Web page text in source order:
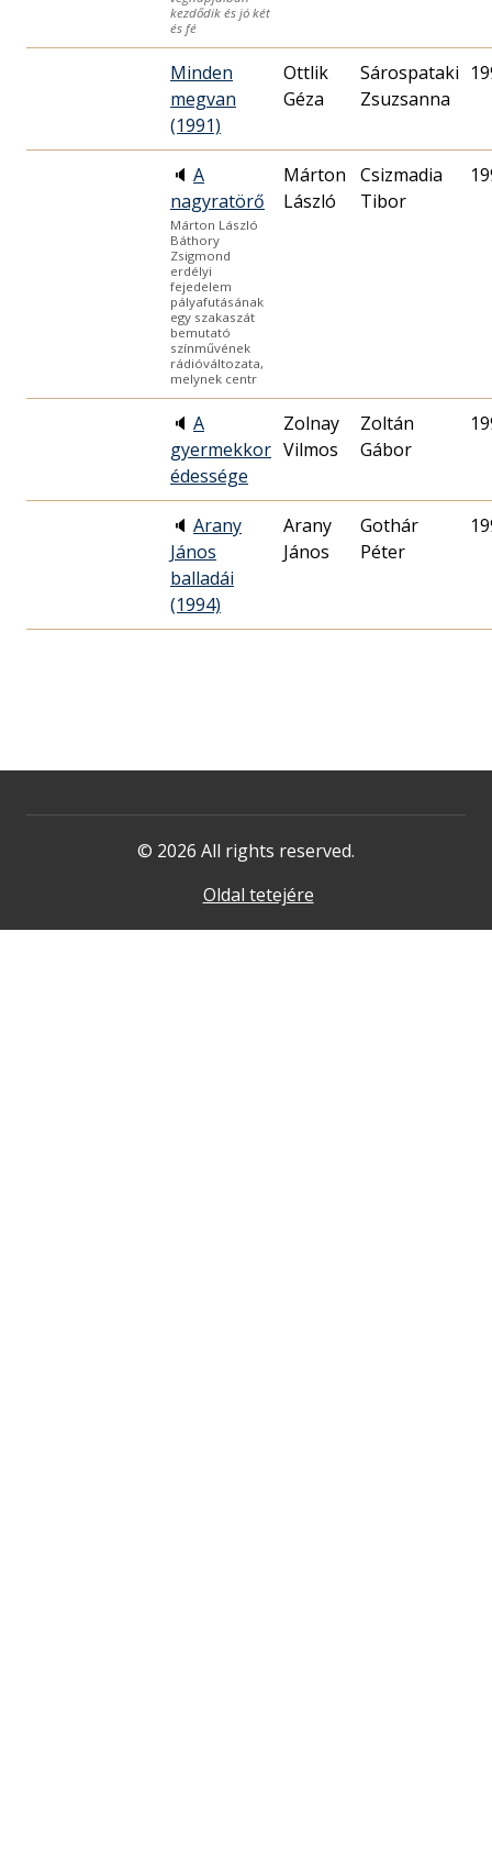
kezdődik és jó két
és fé
Minden
megvan
(1991)
Ottlik
Géza
Sárospataki
Zsuzsanna
🔈 A
nagyratörő
Márton László
Báthory
Zsigmond
erdélyi
fejedelem
pályafutásának
egy szakaszát
bemutató
színművének
rádióváltozata,
melynek centr
Márton
László
Csizmadia
Tibor
🔈 A
gyermekkor
édessége
Zolnay
Vilmos
Zoltán
Gábor
🔈 Arany
János
balladái
(1994)
Arany
János
Gothár
Péter
© 2026 All rights reserved.
Oldal tetejére